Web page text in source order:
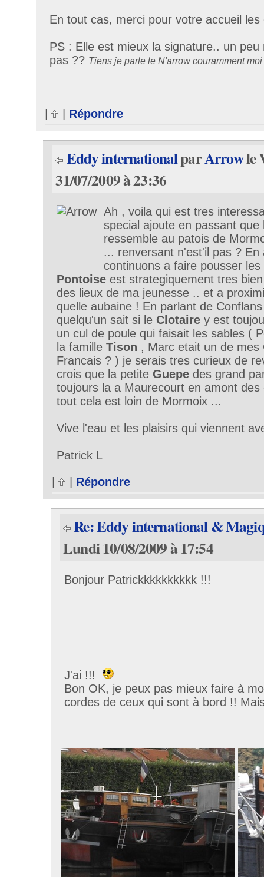
En tout cas, merci pour votre accueil les
PS : Elle est mieux la signature.. un
pas ?? Tiens je parle le N'arrow couramment moi
Répondre
Eddy internationalparArrowle
31/07/2009 à 23:36
Ah , voila qui est tres
special ajoute en passant que
ressemble au patois de
... renversant n'est'il pas ?
continuons a faire pousser
Pontoise est strategiquement tres
des lieux de ma jeunesse .. et a
quelle aubaine ! En parlant de
quelqu'un sait si le Clotaire y est
un cul de poule qui faisait les sables (
la familleTison , Marc etait un de
Francais ? ) je serais tres curieux de
crois que la petite Guepe des grand
toujours la a Maurecourt en amont
tout cela est loin de Mormoix ...
Vive l'eau et les plaisirs qui viennent
Patrick L
| Répondre
Re: Eddy international &
Lundi 10/08/2009 à 17:54
Bonjour Patrickkkkkkkkkk !!!
J'ai !!!
Bon OK, je peux pas mieux faire à
cordes de ceux qui sont à bord !!